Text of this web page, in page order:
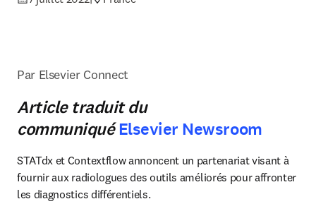
Par Elsevier Connect
Article traduit du
communiquéElsevier Newsroom
STATdx et Contextflow annoncent un partenariat visant à
fournir aux radiologues des outils améliorés pour affronter
les diagnostics différentiels.